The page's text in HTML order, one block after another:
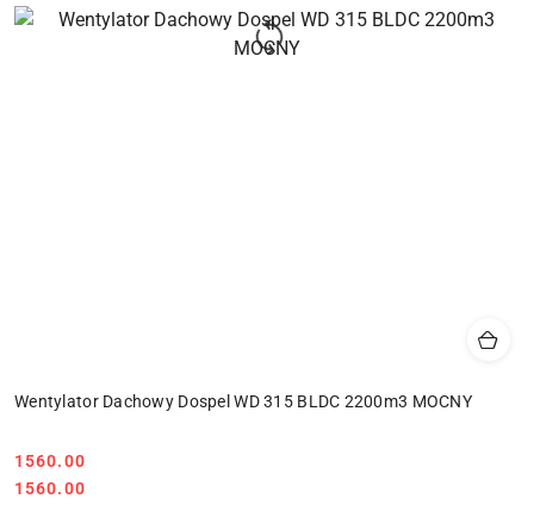
Wentylator Dachowy Dospel WD 315 BLDC 2200m3 MOCNY
Cena:
1560.00
Cena:
1560.00